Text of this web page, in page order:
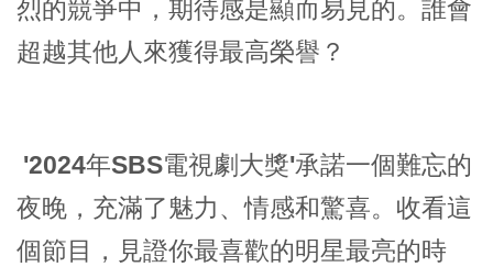
烈的競爭中，期待感是顯而易見的。誰會
超越其他人來獲得最高榮譽？
'2024年SBS電視劇大獎'承諾一個難忘的
夜晚，充滿了魅力、情感和驚喜。收看這
個節目，見證你最喜歡的明星最亮的時